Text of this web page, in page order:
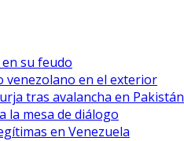
su feudo
venezolano en el exterior
tras avalancha en Pakistán
la mesa de diálogo
en Venezuela